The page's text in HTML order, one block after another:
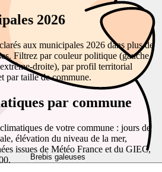
Brebis galeuses
2026
aux municipales 2026 dans plus de
Filtrez par couleur politique (gauche,
droite), par profil territorial
par taille de commune.
par commune
de votre commune : jours de
élévation du niveau de la mer,
issues de Météo France et du GIEC,